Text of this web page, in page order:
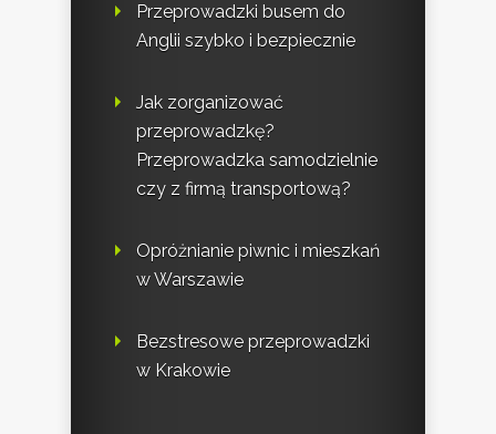
Przeprowadzki busem do
Anglii szybko i bezpiecznie
Jak zorganizować
przeprowadzkę?
Przeprowadzka samodzielnie
czy z firmą transportową?
Opróżnianie piwnic i mieszkań
w Warszawie
Bezstresowe przeprowadzki
w Krakowie